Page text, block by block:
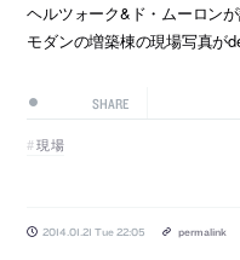
ヘルツォーク&ド・ムーロン
モダンの増築棟の現場写真が
SHARE
現場
2014.01.21 Tue 22:05 permalink